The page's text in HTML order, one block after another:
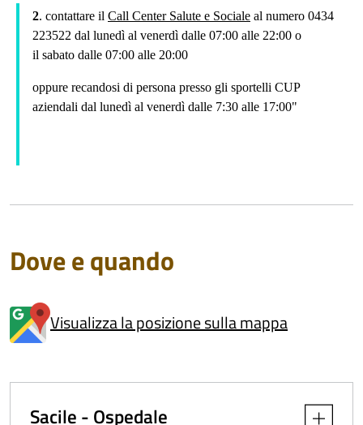
2. contattare il Call Center Salute e Sociale al numero 0434
223522 dal lunedì al venerdì dalle 07:00 alle 22:00 o
il sabato dalle 07:00 alle 20:00
oppure recandosi di persona presso gli sportelli CUP
aziendali dal lunedì al venerdì dalle 7:30 alle 17:00"
Dove e quando
Visualizza la posizione sulla mappa
Sacile - Ospedale Apri